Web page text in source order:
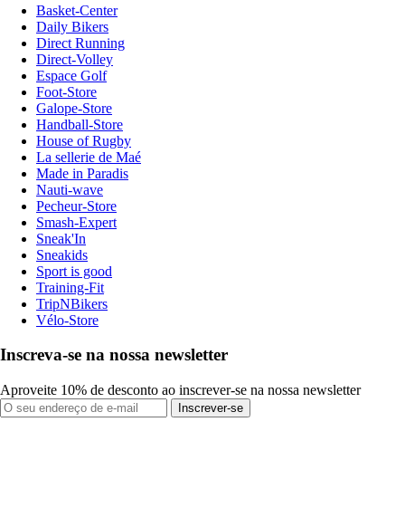
Basket-Center
Daily Bikers
Direct Running
Direct-Volley
Espace Golf
Foot-Store
Galope-Store
Handball-Store
House of Rugby
La sellerie de Maé
Made in Paradis
Nauti-wave
Pecheur-Store
Smash-Expert
Sneak'In
Sneakids
Sport is good
Training-Fit
TripNBikers
Vélo-Store
Inscreva-se na nossa newsletter
Aproveite 10% de desconto ao inscrever-se na nossa newsletter
Inscrever-se